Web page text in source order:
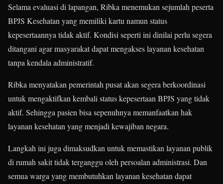
Selama evaluasi di lapangan, Ribka menemukan sejumlah peserta
BPJS Kesehatan yang memiliki kartu namun status
kepesertaannya tidak aktif. Kondisi seperti ini dinilai perlu segera
ditangani agar masyarakat dapat mengakses layanan kesehatan
tanpa kendala administratif.
Ribka menyatakan pemerintah pusat akan segera berkoordinasi
untuk mengaktifkan kembali status kepesertaan BPJS yang tidak
aktif. Sehingga pasien bisa sepenuhnya memanfaatkan hak
layanan kesehatan yang menjadi kewajiban negara.
Langkah ini juga dimaksudkan untuk memastikan layanan publik
di rumah sakit tidak terganggu oleh persoalan administrasi. Dan
semua warga yang membutuhkan layanan kesehatan dapat